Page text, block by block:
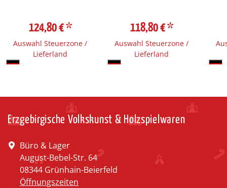
124,80 €*
Auswahl Steuerzone /
Lieferland
118,80 €*
Auswahl Steuerzone /
Lieferland
Erzgebirgische Volkskunst & Holzspielwaren
Büro & Lager
August-Bebel-Str. 64
08344 Grünhain-Beierfeld
Öffnungszeiten